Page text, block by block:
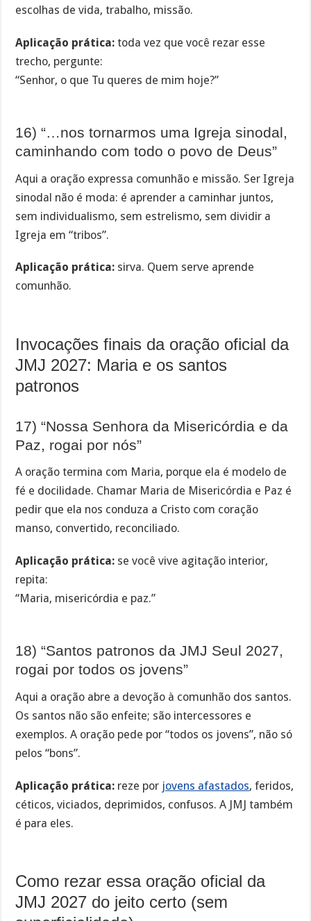
escolhas de vida, trabalho, missão.
Aplicação prática: toda vez que você rezar esse
trecho, pergunte:
“Senhor, o que Tu queres de mim hoje?”
16) “…nos tornarmos uma Igreja sinodal,
caminhando com todo o povo de Deus”
Aqui a oração expressa comunhão e missão. Ser Igreja
sinodal não é moda: é aprender a caminhar juntos,
sem individualismo, sem estrelismo, sem dividir a
Igreja em “tribos”.
Aplicação prática: sirva. Quem serve aprende
comunhão.
Invocações finais da oração oficial da
JMJ 2027: Maria e os santos
patronos
17) “Nossa Senhora da Misericórdia e da
Paz, rogai por nós”
A oração termina com Maria, porque ela é modelo de
fé e docilidade. Chamar Maria de Misericórdia e Paz é
pedir que ela nos conduza a Cristo com coração
manso, convertido, reconciliado.
Aplicação prática: se você vive agitação interior,
repita:
“Maria, misericórdia e paz.”
18) “Santos patronos da JMJ Seul 2027,
rogai por todos os jovens”
Aqui a oração abre a devoção à comunhão dos santos.
Os santos não são enfeite; são intercessores e
exemplos. A oração pede por “todos os jovens”, não só
pelos “bons”.
Aplicação prática: reze por jovens afastados, feridos,
céticos, viciados, deprimidos, confusos. A JMJ também
é para eles.
Como rezar essa oração oficial da
JMJ 2027 do jeito certo (sem